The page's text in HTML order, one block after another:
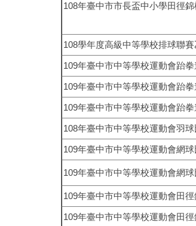
108年臺中市市長盃中小學田徑錦
108學年度高級中等學校排球聯
109年臺中市中等學校運動會跆
109年臺中市中等學校運動會跆
109年臺中市中等學校運動會跆
108年臺中市中等學校運動會羽
109年臺中市中等學校運動會網
109年臺中市中等學校運動會網
109年臺中市中等學校運動會田徑
109年臺中市中等學校運動會田徑